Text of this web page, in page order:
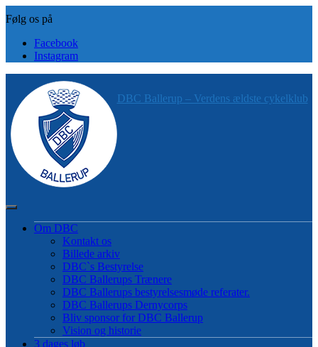
to
content
Facebook
Instagram
DBC Ballerup – Verdens ældste cykelklub
Om DBC
Kontakt os
Billede arkiv
DBC`s Bestyrelse
DBC Ballerups Trænere
DBC Ballerups bestyrelsesmøde referater.
DBC Ballerups Dernycorps
Bliv sponsor for DBC Ballerup
Vision og historie
3 dages løb